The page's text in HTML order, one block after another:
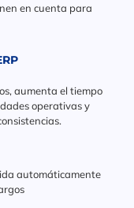
en cuenta para
aumenta el tiempo
operativas y
automáticamente